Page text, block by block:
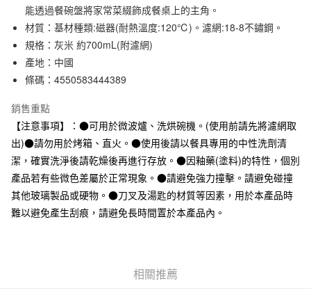
合作金庫商業銀行
第一商業銀行
華南商業銀行
彰化商業銀行
上海商業儲蓄銀行
臺灣中小企業銀行
匯豐（台灣）商業銀行
元大商業銀行
玉山商業銀行
星展（台灣）商業銀行
台新國際商業銀行
中國信託商業銀行
台灣樂天信用卡公司
超商取貨付款
LINE Pay
Apple Pay
悠遊付
運送方式
全家取貨付款
每筆NT$65，滿NT$1,000(含以上)免運費
付款後全家取貨
每筆NT$65，滿NT$1,000(含以上)免運費
能透過餐碗盤將家常菜綴飾成餐桌上的主角。
材質：基材種類:磁器(耐熱溫度:120℃)。濾網:18-8不鏽鋼。
規格：灰米 約700mL(附濾網)
產地：中國
條碼：4550583444389
銷售重點
【注意事項】：●可用於微波爐、洗烘碗機。(使用前請先將濾網取
出)●請勿用於烤箱、直火。●使用後請以餐具專用的中性洗劑清
潔，確實洗淨後請乾燥後再進行存放。●因釉藥(塗料)的特性，個別
產品若有些微色差屬於正常現象。●請避免強力撞擊。請避免碰撞
其他玻璃製品或硬物。●刀叉及湯匙的材質等因素，用於本產品時
難以避免產生刮痕，請避免長時間置於本產品內。
相關推薦